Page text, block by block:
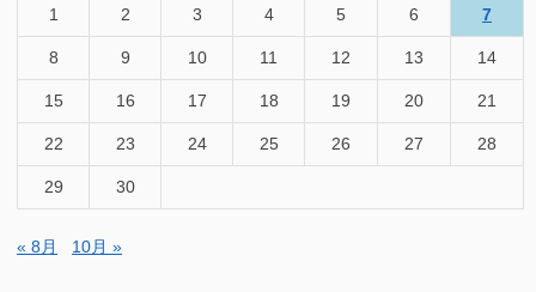
1 2 3 4 5 6 7
8 9 10 11 12 13 14
15 16 17 18 19 20 21
22 23 24 25 26 27 28
29 30
« 8月 10月 »